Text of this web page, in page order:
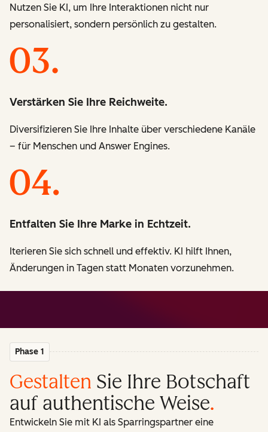
Nutzen Sie KI, um Ihre Interaktionen nicht nur
personalisiert, sondern persönlich zu gestalten.
Verstärken Sie Ihre Reichweite.
Diversifizieren Sie Ihre Inhalte über verschiedene Kanäle
– für Menschen und Answer Engines.
Entfalten Sie Ihre Marke in Echtzeit.
Iterieren Sie sich schnell und effektiv. KI hilft Ihnen,
Änderungen in Tagen statt Monaten vorzunehmen.
Phase 1
Gestalten Sie Ihre Botschaft
auf authentische Weise.
Entwickeln Sie mit KI als Sparringspartner eine